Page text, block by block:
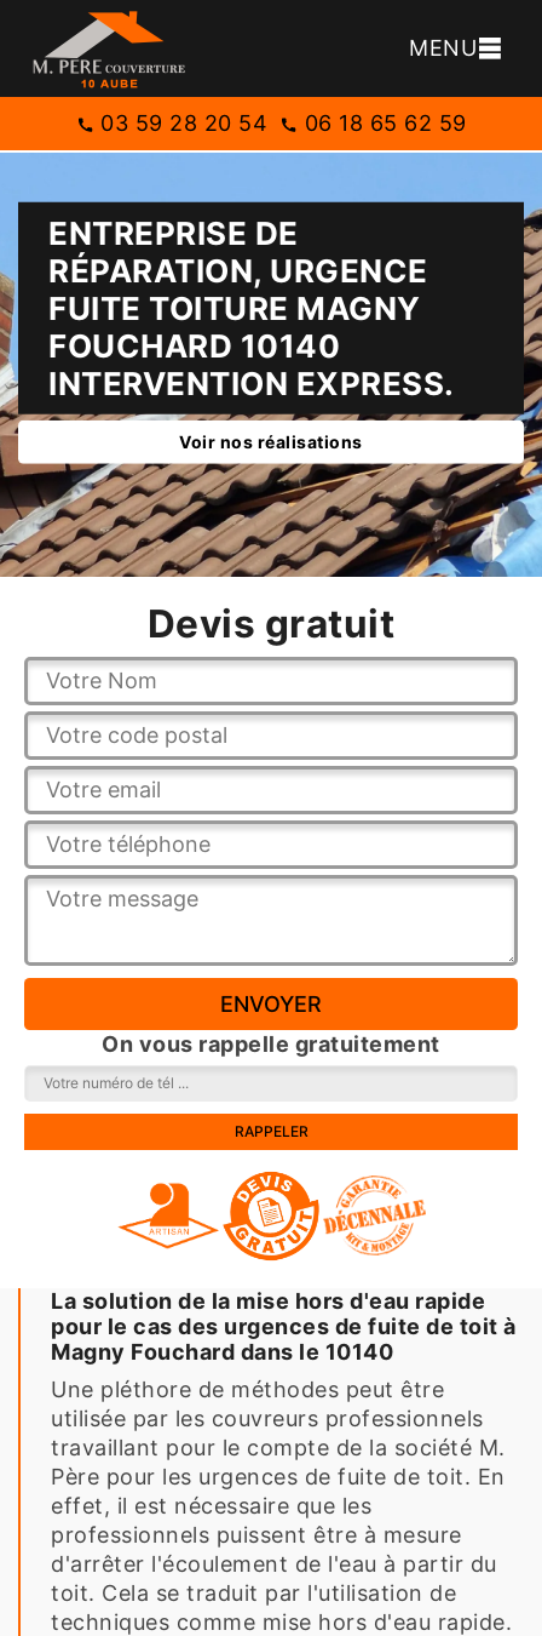
MENU
03 59 28 20 54 06 18 65 62 59
ENTREPRISE DE
RÉPARATION, URGENCE
FUITE TOITURE MAGNY
FOUCHARD 10140
INTERVENTION EXPRESS.
Voir nos réalisations
Devis gratuit
On vous rappelle gratuitement
La solution de la mise hors d'eau rapide
pour le cas des urgences de fuite de toit à
Magny Fouchard dans le 10140
Une pléthore de méthodes peut être
utilisée par les couvreurs professionnels
travaillant pour le compte de la société M.
Père pour les urgences de fuite de toit. En
effet, il est nécessaire que les
professionnels puissent être à mesure
d'arrêter l'écoulement de l'eau à partir du
toit. Cela se traduit par l'utilisation de
techniques comme mise hors d'eau rapide.